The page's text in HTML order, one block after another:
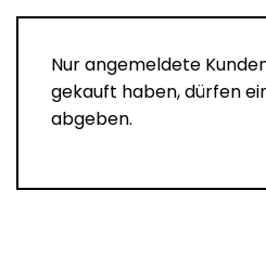
Nur angemeldete
gekauft haben, dürfen
abgeben.